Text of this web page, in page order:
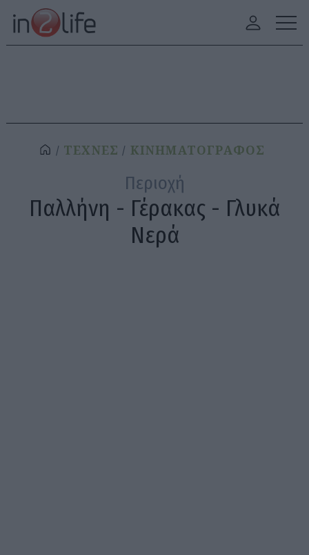
ΤΕΧΝΕΣ ΚΙΝΗΜΑΤΟΓΡΑΦΟΣ
Περιοχή
Παλλήνη - Γέρακας - Γλυκά
Νερά